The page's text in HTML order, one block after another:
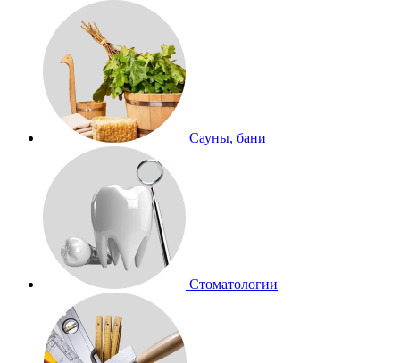
Сауны, бани
Стоматологии